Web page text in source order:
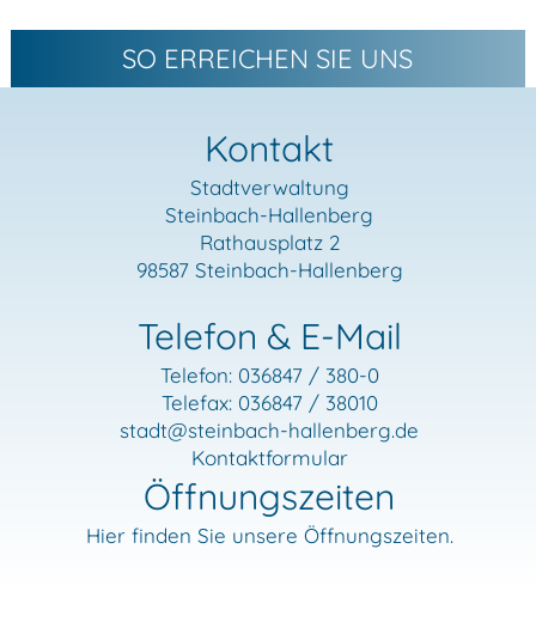
SO ERREICHEN SIE UNS
Kontakt
Stadtverwaltung
Steinbach-Hallenberg
Rathausplatz 2
98587 Steinbach-Hallenberg
Telefon & E-Mail
Telefon: 036847 / 380-0
Telefax: 036847 / 38010
stadt@steinbach-hallenberg.de
Kontaktformular
Öffnungszeiten
Hier finden Sie unsere Öffnungszeiten.